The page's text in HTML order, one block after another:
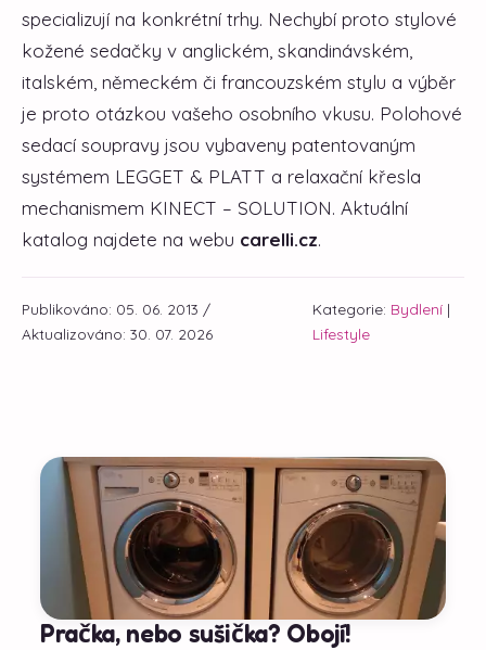
specializují na konkrétní trhy. Nechybí proto stylové
kožené sedačky v anglickém, skandinávském,
italském, německém či francouzském stylu a výběr
je proto otázkou vašeho osobního vkusu. Polohové
sedací soupravy jsou vybaveny patentovaným
systémem LEGGET & PLATT a relaxační křesla
mechanismem KINECT – SOLUTION. Aktuální
katalog najdete na webu carelli.cz.
Publikováno: 05. 06. 2013 /
Aktualizováno: 30. 07. 2026
Kategorie: Bydlení |
Lifestyle
Pračka, nebo sušička? Obojí!